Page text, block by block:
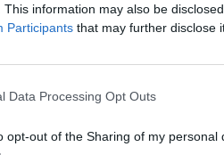
This information may also be
Participants that may further disclose
Data Processing Opt Outs
opt-out of the Sharing of my personal
Executivo daAllianz
mais orgulhosos por
muito entusiasmados por
muita expectativa por
a oportunidade de, mais